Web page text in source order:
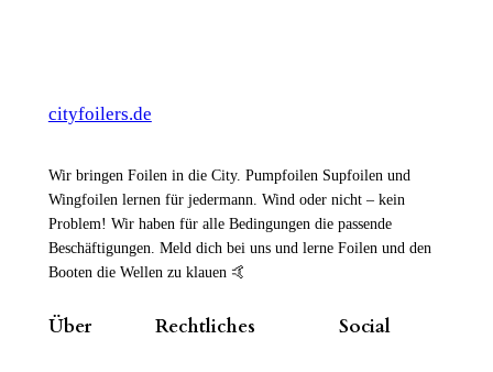
cityfoilers.de
Wir bringen Foilen in die City. Pumpfoilen Supfoilen und
Wingfoilen lernen für jedermann. Wind oder nicht – kein
Problem! Wir haben für alle Bedingungen die passende
Beschäftigungen. Meld dich bei uns und lerne Foilen und den
Booten die Wellen zu klauen 🤙
Über Rechtliches Social